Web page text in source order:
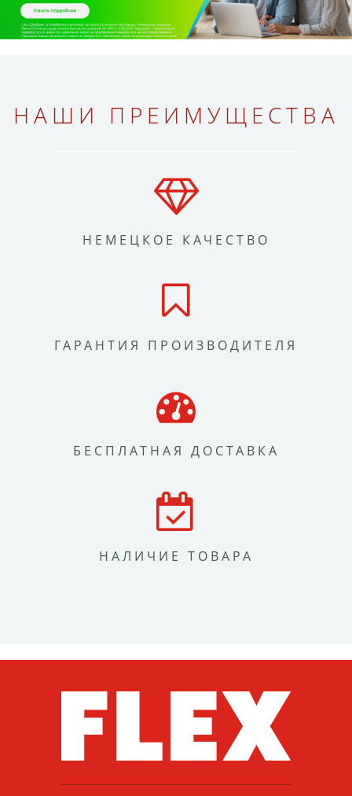
НАШИ ПРЕИМУЩЕСТВА
НЕМЕЦКОЕ КАЧЕСТВО
ГАРАНТИЯ ПРОИЗВОДИТЕЛЯ
БЕСПЛАТНАЯ ДОСТАВКА
НАЛИЧИЕ ТОВАРА